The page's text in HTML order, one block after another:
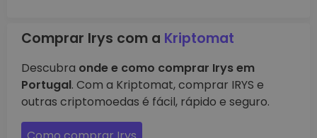
Comprar Irys com a Kriptomat
Descubra onde e como comprar Irys em
Portugal. Com a Kriptomat, comprar IRYS e
outras criptomoedas é fácil, rápido e seguro.